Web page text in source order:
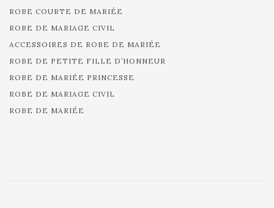
ROBE COURTE DE MARIÉE
ROBE DE MARIAGE CIVIL
ACCESSOIRES DE ROBE DE MARIÉE
ROBE DE PETITE FILLE D’HONNEUR
ROBE DE MARIÉE PRINCESSE
ROBE DE MARIAGE CIVIL
ROBE DE MARIÉE